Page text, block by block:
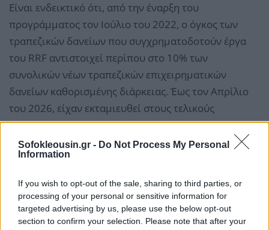
Sofokleousin.gr - Do Not Process My Personal
Information
If you wish to opt-out of the sale, sharing to third parties, or
processing of your personal or sensitive information for
targeted advertising by us, please use the below opt-out
section to confirm your selection. Please note that after your
Είναι ενδεικτικό ότι, από την έναρξη του
προγράμματος τον Ιούλιο του 2022, ο όγκος των
τραπεζικών δανείων που συγχρηματοδοτούν έργα
του RRF αντιστοιχεί περίπου στο 10% των
συνολικών νέων τραπεζικών επιχειρηματικών
δανείων καθορισμένης διάρκειας. Έως τον Απρίλιο
του 2026, είχαν εκταμιευθεί στους τελικούς
δικαιούχους δάνεια ύψους 5,8 δισ. ευρώ.